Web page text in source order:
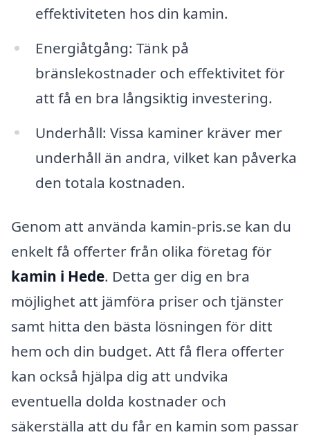
effektiviteten hos din kamin.
Energiåtgång: Tänk på
bränslekostnader och effektivitet för
att få en bra långsiktig investering.
Underhåll: Vissa kaminer kräver mer
underhåll än andra, vilket kan påverka
den totala kostnaden.
Genom att använda kamin-pris.se kan du
enkelt få offerter från olika företag för
kamin i Hede. Detta ger dig en bra
möjlighet att jämföra priser och tjänster
samt hitta den bästa lösningen för ditt
hem och din budget. Att få flera offerter
kan också hjälpa dig att undvika
eventuella dolda kostnader och
säkerställa att du får en kamin som passar